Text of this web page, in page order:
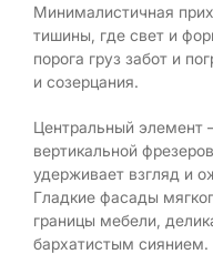
Минималистичная
тишины, где свет и
порога груз забот и
и созерцания.
Центральный
вертикальной
удерживает взгляд и
Гладкие фасады
границы мебели,
бархатистым сиянием.